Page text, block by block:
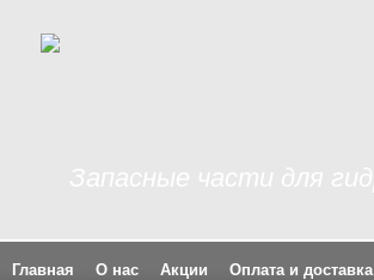
Главная О нас Акции Оплата и доставка